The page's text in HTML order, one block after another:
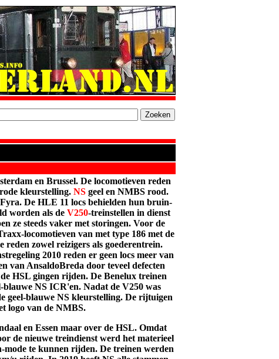
en Brussel. De locomotieven reden
kleurstelling. NS geel en NMBS rood.
De HLE 11 locs behielden hun bruin-
worden als de V250-treinstellen in dienst
ze steeds vaker met storingen. Voor de
locomotieven van met type 186 met de
zowel reizigers als goederentrein.
2010 reden er geen locs meer van
van AnsaldoBreda door teveel defecten
HSL gingen rijden. De Benelux treinen
NS ICR'en. Nadat de V250 was
geel-blauwe NS kleurstelling. De rijtuigen
logo van de NMBS.
en Essen maar over de HSL. Omdat
de nieuwe treindienst werd het materieel
mode te kunnen rijden. De treinen werden